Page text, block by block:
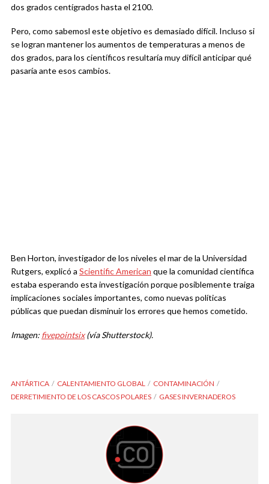
dos grados centígrados hasta el 2100.
Pero, como sabemosl este objetivo es demasiado difícil. Incluso si
se logran mantener los aumentos de temperaturas a menos de
dos grados, para los científicos resultaría muy difícil anticipar qué
pasaría ante esos cambios.
Ben Horton, investigador de los niveles el mar de la Universidad
Rutgers, explicó a Scientific American que la comunidad científica
estaba esperando esta investigación porque posiblemente traiga
implicaciones sociales importantes, como nuevas políticas
públicas que puedan disminuir los errores que hemos cometido.
Imagen: fivepointsix(vía Shutterstock).
ANTÁRTICA CALENTAMIENTO GLOBAL
CONTAMINACIÓN
DERRETIMIENTO DE LOS CASCOS POLARES
GASES INVERNADEROS